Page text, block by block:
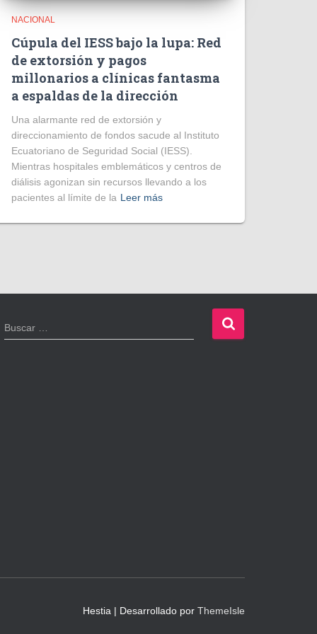
NACIONAL
Cúpula del IESS bajo la lupa: Red
de extorsión y pagos
millonarios a clínicas fantasma
a espaldas de la dirección
​Una alarmante red de extorsión y
direccionamiento de fondos sacude al Instituto
Ecuatoriano de Seguridad Social (IESS).
Mientras hospitales emblemáticos y centros de
diálisis agonizan sin recursos llevando a los
pacientes al límite de la Leer más
B
u
Buscar …
Hestia | Desarrollado por ThemeIsle